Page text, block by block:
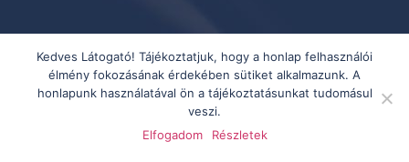
Kedves Látogató! Tájékoztatjuk, hogy a honlap felhasználói
élmény fokozásának érdekében sütiket alkalmazunk. A
honlapunk használatával ön a tájékoztatásunkat tudomásul
veszi.
Elfogadom
Részletek